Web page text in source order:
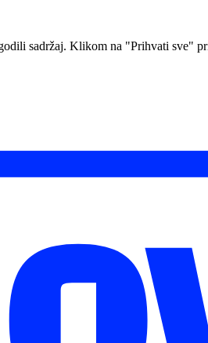
sadržaj. Klikom na "Prihvati sve"